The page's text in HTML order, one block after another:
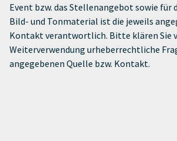
Event bzw. das Stellenangebot sowie für
Bild- und Tonmaterial ist die jeweils
Kontakt verantwortlich. Bitte klären Sie
Weiterverwendung urheberrechtliche
angegebenen Quelle bzw. Kontakt.